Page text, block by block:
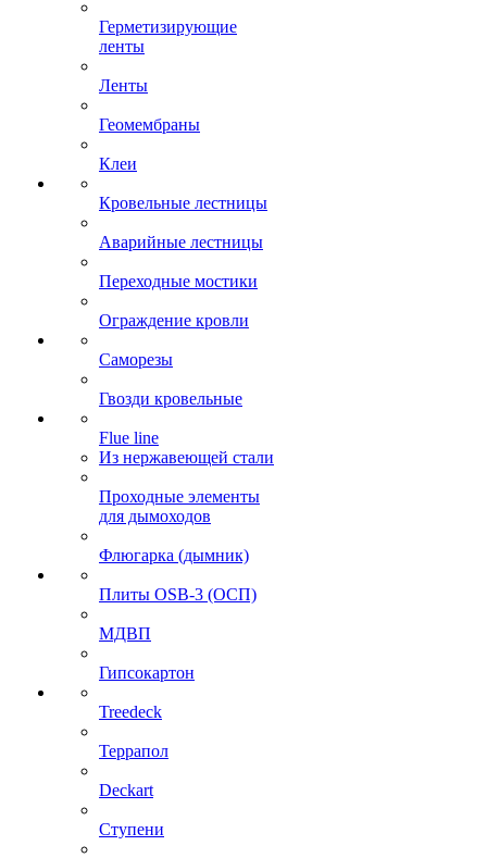
Герметизирующие
ленты
Ленты
Геомембраны
Клеи
Кровельные лестницы
Аварийные лестницы
Переходные мостики
Ограждение кровли
Саморезы
Гвозди кровельные
Flue line
Из нержавеющей стали
Проходные элементы
для дымоходов
Флюгарка (дымник)
Плиты OSB-3 (ОСП)
МДВП
Гипсокартон
Treedeck
Террапол
Deckart
Ступени